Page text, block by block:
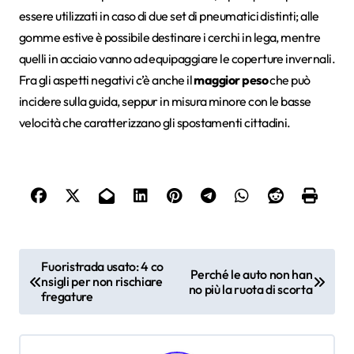
essere utilizzati in caso di due set di pneumatici distinti; alle
gomme estive è possibile destinare i cerchi in lega, mentre
quelli in acciaio vanno ad equipaggiare le coperture invernali.
Fra gli aspetti negativi c’è anche ilmaggior pesoche può
incidere sulla guida, seppur in misura minore con le basse
velocità che caratterizzano gli spostamenti cittadini.
a
v
i
Fuoristrada usato: 4 co
nsigli per non rischiare
fregature
Perché le auto non han
no più la ruota di scorta